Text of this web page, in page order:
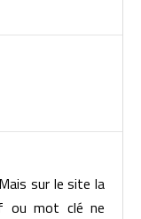
sur le site la
ou mot clé ne